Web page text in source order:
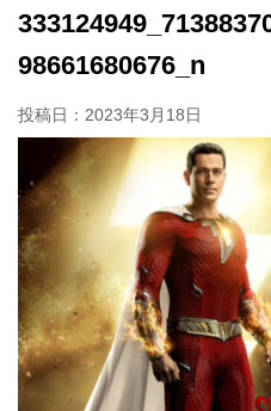
98661680676_n
投稿日： 2023年3月18日